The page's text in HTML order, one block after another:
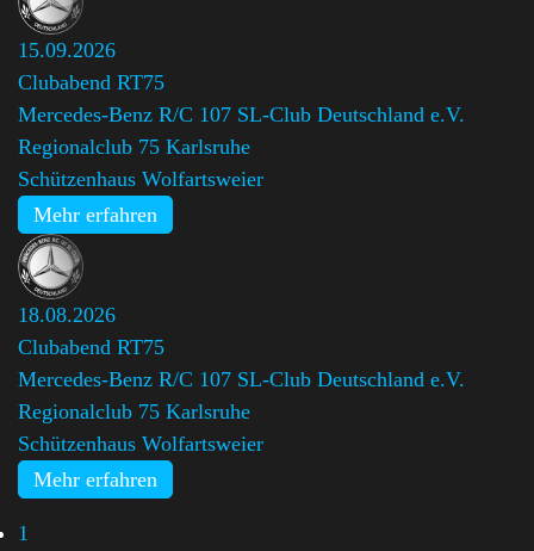
15.09.2026
Clubabend RT75
Mercedes-Benz R/C 107 SL-Club Deutschland e.V.
Regionalclub 75 Karlsruhe
Schützenhaus Wolfartsweier
Mehr erfahren
18.08.2026
Clubabend RT75
Mercedes-Benz R/C 107 SL-Club Deutschland e.V.
Regionalclub 75 Karlsruhe
Schützenhaus Wolfartsweier
Mehr erfahren
1